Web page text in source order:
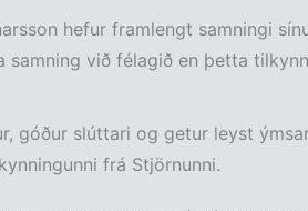
hefur framlengt samningi
samning við félagið en þetta
góður slúttari og getur leyst
frá Stjörnunni.